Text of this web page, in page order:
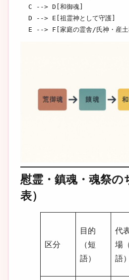
E --> F[家庭の霊舎/氏神・産土
慰霊・鎮魂・魂祭の
表）
区分
目的
（短
語）
代
場
語）